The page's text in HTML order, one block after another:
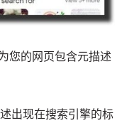
您的网页包含元描述
出现在搜索引擎的标